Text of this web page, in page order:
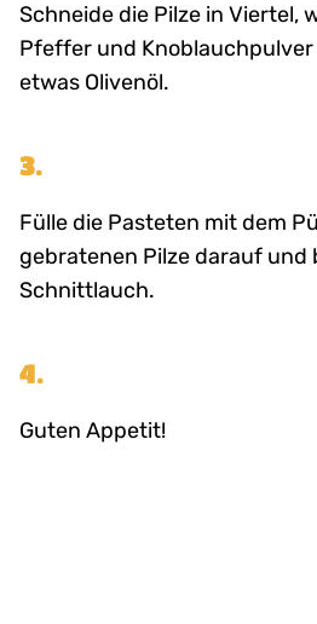
Schneide die Pilze in Viertel,
Pfeffer und
etwas Olivenöl.
3.
Fülle die Pasteten mit dem
gebratenen Pilze darauf und
Schnittlauch.
4.
Guten Appetit!